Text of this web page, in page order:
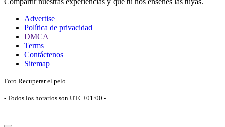
Advertise
Política de privacidad
DMCA
Terms
Contáctenos
Sitemap
Foro Recuperar el pelo
- Todos los horarios son UTC+01:00 -